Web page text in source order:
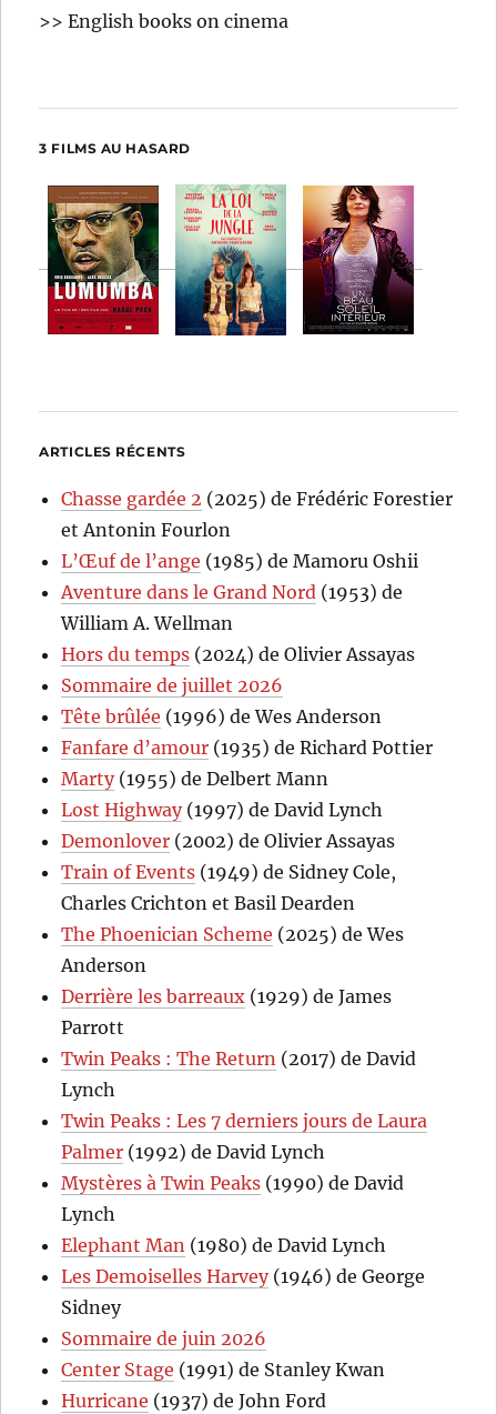
>> English books on cinema
3 FILMS AU HASARD
ARTICLES RÉCENTS
Chasse gardée 2 (2025) de Frédéric Forestier
et Antonin Fourlon
L’Œuf de l’ange (1985) de Mamoru Oshii
Aventure dans le Grand Nord (1953) de
William A. Wellman
Hors du temps (2024) de Olivier Assayas
Sommaire de juillet 2026
Tête brûlée (1996) de Wes Anderson
Fanfare d’amour (1935) de Richard Pottier
Marty(1955) de Delbert Mann
Lost Highway(1997) de David Lynch
Demonlover (2002) de Olivier Assayas
Train of Events (1949) de Sidney Cole,
Charles Crichton et Basil Dearden
The Phoenician Scheme (2025) de Wes
Anderson
Derrière les barreaux (1929) de James
Parrott
Twin Peaks : The Return (2017) de David
Lynch
Twin Peaks : Les 7 derniers jours de Laura
Palmer (1992) de David Lynch
Mystères à Twin Peaks (1990) de David
Lynch
Elephant Man (1980) de David Lynch
Les Demoiselles Harvey(1946) de George
Sidney
Sommaire de juin 2026
Center Stage (1991) de Stanley Kwan
Hurricane (1937) de John Ford